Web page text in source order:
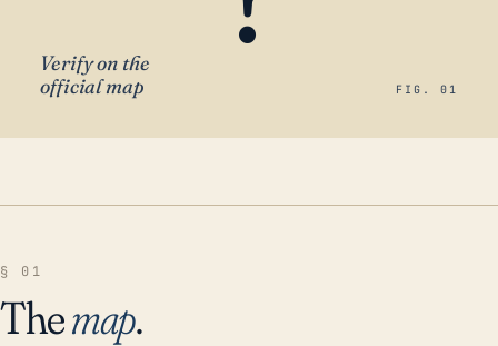
Verify on the
official map
FIG. 01
§ 01
Themap.